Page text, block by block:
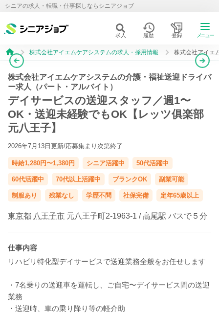
シニアの求人・転職・仕事探しならシニアジョブ
求人 履歴 登録 メニュー
株式会社アイエムケアシステムの求人・採用情報 株式会社アイエ
株式会社アイエムケアシステムの介護・福祉送迎ドライバ
ー求人（パート・アルバイト）
デイサービスの送迎スタッフ／週1〜
OK・送迎未経験でもOK【レッツ俱楽部
元八王子】
2026年7月13日更新/応募集まり次第終了
時給1,280円〜1,380円 シニア活躍中 50代活躍中
60代活躍中 70代以上活躍中 ブランクOK 副業可能
制服あり 残業なし 学歴不問 社保完備 定年65歳以上
東京都 八王子市 元八王子町2-1963-1 /高尾駅 バスで５分
仕事内容
リハビリ特化型デイサービスで送迎業務全般をお任せします
・7名乗りの送迎車を運転し、ご自宅〜デイサービス間の送迎
業務
・送迎時、車の乗り降り等の軽介助